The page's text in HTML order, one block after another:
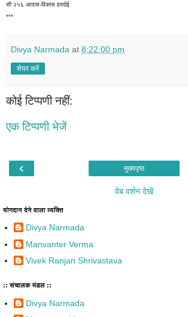
सी २५६ आवास-विकास हरदोई
***
Divya Narmada at 8:22:00 pm
शेयर करें
कोई टिप्पणी नहीं:
एक टिप्पणी भेजें
‹ मुख्यपृष्ठ
वेब वर्शन देखें
योगदान देने वाला व्यक्ति
Divya Narmada
Manvanter Verma
Vivek Ranjan Shrivastava
:: संचालक मंडल ::
Divya Narmada